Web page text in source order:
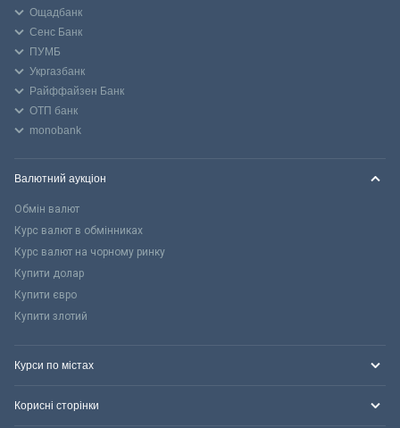
Ощадбанк
Сенс Банк
ПУМБ
Укргазбанк
Райффайзен Банк
ОТП банк
monobank
Валютний аукціон
Обмін валют
Курс валют в обмінниках
Курс валют на чорному ринку
Купити долар
Купити євро
Купити злотий
Курси по містах
Корисні сторінки